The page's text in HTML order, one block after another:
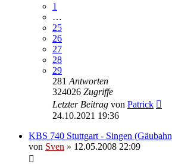
1
…
25
26
27
28
29
281 Antworten
324026 Zugriffe
Letzter Beitrag von Patrick
24.10.2021 19:36
KBS 740 Stuttgart - Singen
von Sven » 12.05.2008 22:09